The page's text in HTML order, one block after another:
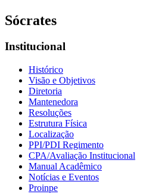
Sócrates
Institucional
Histórico
Visão e Objetivos
Diretoria
Mantenedora
Resoluções
Estrutura Física
Localização
PPI/PDI Regimento
CPA/Avaliação Institucional
Manual Acadêmico
Notícias e Eventos
Proinpe